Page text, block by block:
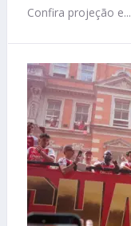
Confira projeção e...